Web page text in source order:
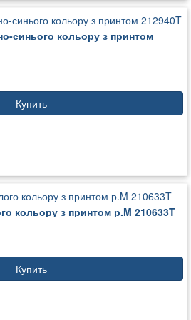
синього кольору з принтом
Купить
кольору з принтом р.M 210633T
Купить